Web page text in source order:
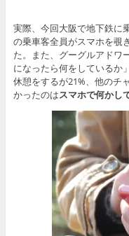
実際、今回大阪で地下鉄に
の乗車客全員がスマホを覗
た。また、グーグルアドワ
になったら何をしているか
休憩をするが21%、他のチ
かったのはスマホで何かし